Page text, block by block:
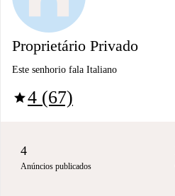
Proprietário Privado
Este senhorio fala Italiano
star4 (67)
4
Anúncios publicados